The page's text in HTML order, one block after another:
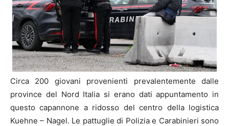
Circa 200 giovani provenienti prevalentemente dalle
province del Nord Italia si erano dati appuntamento in
questo capannone a ridosso del centro della logistica
Kuehne – Nagel. Le pattuglie di Polizia e Carabinieri sono